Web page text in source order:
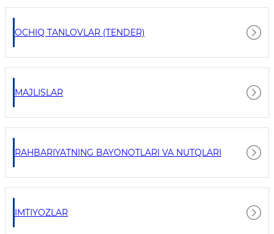
OCHIQ TANLOVLAR (TENDER)
MAJLISLAR
RAHBARIYATNING BAYONOTLARI VA NUTQLARI
IMTIYOZLAR